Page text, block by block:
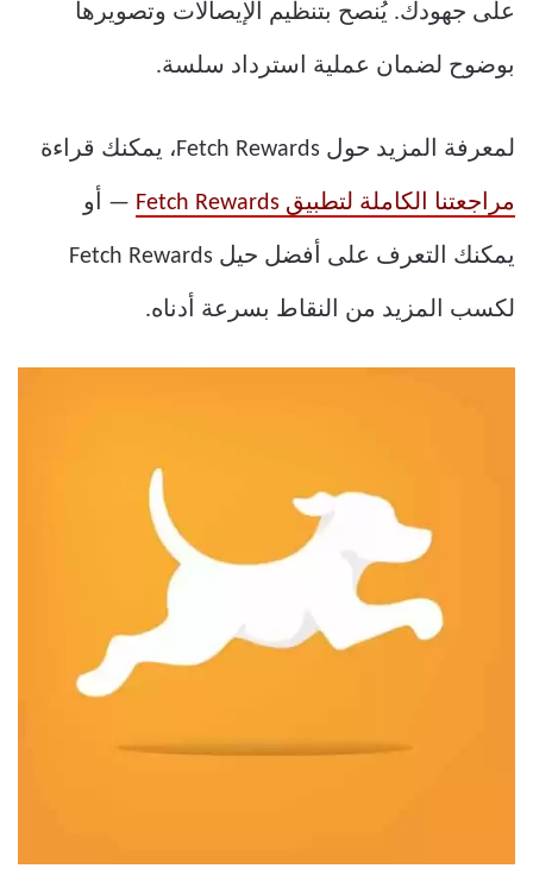
على جهودك. يُنصح بتنظيم الإيصالات وتصويرها
بوضوح لضمان عملية استرداد سلسة.
لمعرفة المزيد حول Fetch Rewards، يمكنك قراءة
مراجعتنا الكاملة لتطبيق Fetch Rewards — أو
يمكنك التعرف على أفضل حيل Fetch Rewards
لكسب المزيد من النقاط بسرعة أدناه.